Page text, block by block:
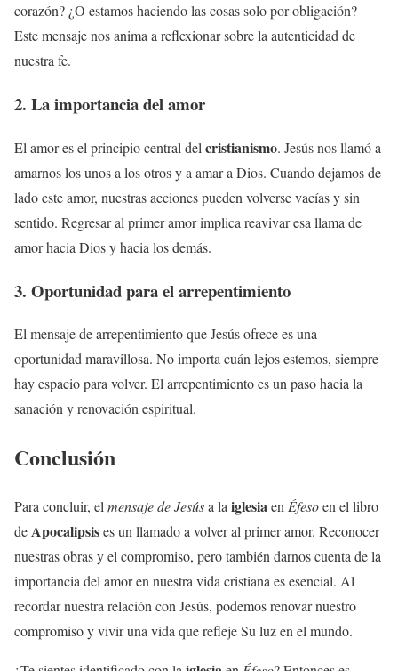
corazón? ¿O estamos haciendo las cosas solo por obligación?
Este mensaje nos anima a reflexionar sobre la autenticidad de
nuestra fe.
2. La importancia del amor
El amor es el principio central del cristianismo. Jesús nos llamó a
amarnos los unos a los otros y a amar a Dios. Cuando dejamos de
lado este amor, nuestras acciones pueden volverse vacías y sin
sentido. Regresar al primer amor implica reavivar esa llama de
amor hacia Dios y hacia los demás.
3. Oportunidad para el arrepentimiento
El mensaje de arrepentimiento que Jesús ofrece es una
oportunidad maravillosa. No importa cuán lejos estemos, siempre
hay espacio para volver. El arrepentimiento es un paso hacia la
sanación y renovación espiritual.
Conclusión
Para concluir, el mensaje de Jesúsa la iglesiaen Éfesoen el libro
deApocalipsises un llamado a volver al primer amor. Reconocer
nuestras obras y el compromiso, pero también darnos cuenta de la
importancia del amor en nuestra vida cristiana es esencial. Al
recordar nuestra relación con Jesús, podemos renovar nuestro
compromiso y vivir una vida que refleje Su luz en el mundo.